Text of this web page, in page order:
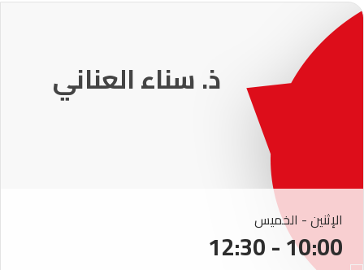
ذ. عماد ميزاب
الإثنين - الخميس
10:00 - 12:30